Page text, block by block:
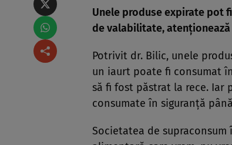
Unele produse expirate pot
de valabilitate,
Potrivit dr. Bilic, unele
un iaurt poate fi consumat
să fi fost păstrat la rece. Iar
consumate în siguranță
Societatea de